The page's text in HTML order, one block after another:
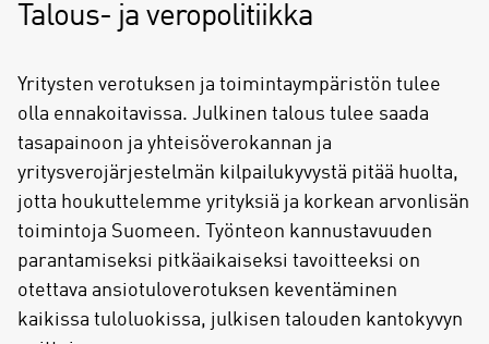
Talous- ja veropolitiikka
Yritysten verotuksen ja toimintaympäristön tulee
olla ennakoitavissa. Julkinen talous tulee saada
tasapainoon ja yhteisöverokannan ja
yritysverojärjestelmän kilpailukyvystä pitää huolta,
jotta houkuttelemme yrityksiä ja korkean arvonlisän
toimintoja Suomeen. Työnteon kannustavuuden
parantamiseksi pitkäaikaiseksi tavoitteeksi on
otettava ansiotuloverotuksen keventäminen
kaikissa tuloluokissa, julkisen talouden kantokyvyn